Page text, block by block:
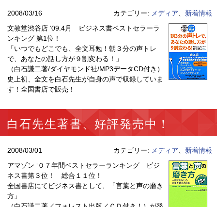
2008/03/16 カテゴリー: メディア
新着情報
文教堂渋谷店 ‘09.4月 ビジネス書ベストセラーラ
ンキング 第1位！
「いつでもどこでも、全文耳勉！朝３分の声トレ
で、あなたの話し方が９割変わる！」
（白石謙二著/ダイヤモンド社/MP3データCD付き）
史上初、全文を白石先生が自身の声で収録していま
す！全国書店で販売！
白石先生著書、好評発売中！
2008/03/01 カテゴリー: メディア
新着情報
アマゾン ‘０７年間ベストセラーランキング ビジ
ネス書第３位！ 総合１１位！
全国書店にてビジネス書として、「言葉と声の磨き
方」